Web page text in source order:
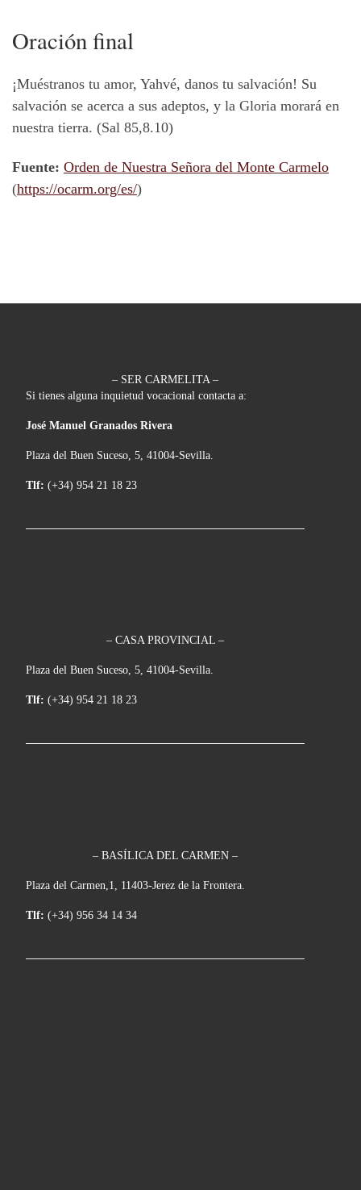
Oración final
¡Muéstranos tu amor, Yahvé, danos tu salvación! Su
salvación se acerca a sus adeptos, y la Gloria morará en
nuestra tierra. (Sal 85,8.10)
Fuente: Orden de Nuestra Señora del Monte Carmelo
(https://ocarm.org/es/)
– SER CARMELITA –
Si tienes alguna inquietud vocacional contacta a:
José Manuel Granados Rivera
Plaza del Buen Suceso, 5, 41004-Sevilla.
Tlf: (+34) 954 21 18 23
– CASA PROVINCIAL –
Plaza del Buen Suceso, 5, 41004-Sevilla.
Tlf: (+34) 954 21 18 23
– BASÍLICA DEL CARMEN –
Plaza del Carmen,1, 11403-Jerez de la Frontera.
Tlf: (+34) 956 34 14 34